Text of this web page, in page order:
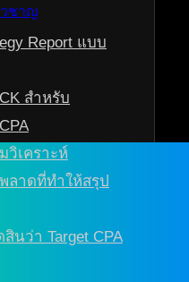
วชาญ
Report แบบ
สำหรับ
วิเคราะห์
ลาดที่ทำให้สรุป
นว่า Target CPA